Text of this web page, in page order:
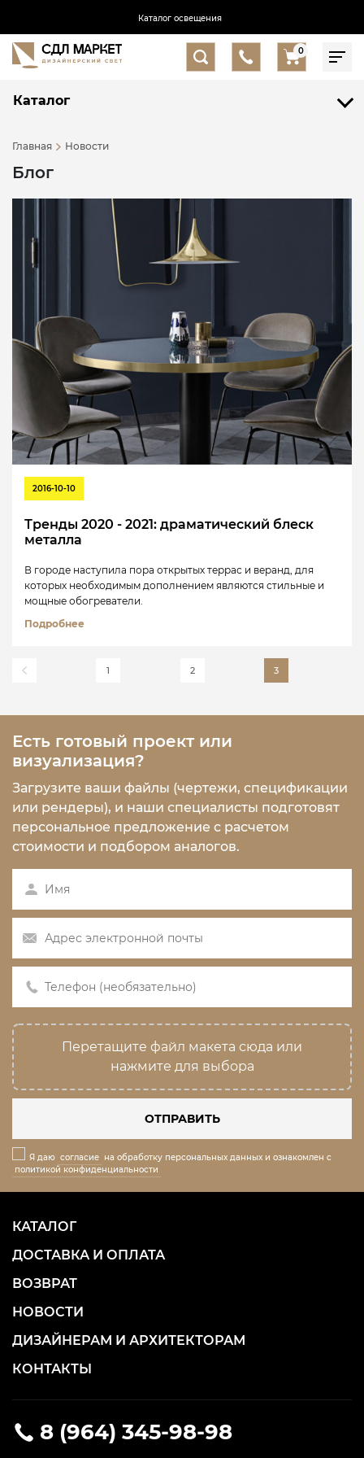
Каталог освещения
0
Каталог
Главная Новости
Блог
2016-10-10
Тренды 2020 - 2021: драматический блеск
металла
В городе наступила пора открытых террас и веранд, для
которых необходимым дополнением являются стильные и
мощные обогреватели.
Подробнее
1 2 3
Есть готовый проект или
визуализация?
Загрузите ваши файлы (чертежи, спецификации
или рендеры), и наши специалисты подготовят
персональное предложение с расчетом
стоимости и подбором аналогов.
Перетащите файл макета сюда или
нажмите для выбора
ОТПРАВИТЬ
Я даю согласие на обработку персональных данных и ознакомлен с
политикой конфиденциальности
8 (964) 345-98-98
КАТАЛОГ
ДОСТАВКА И ОПЛАТА
ВОЗВРАТ
НОВОСТИ
ДИЗАЙНЕРАМ И АРХИТЕКТОРАМ
КОНТАКТЫ